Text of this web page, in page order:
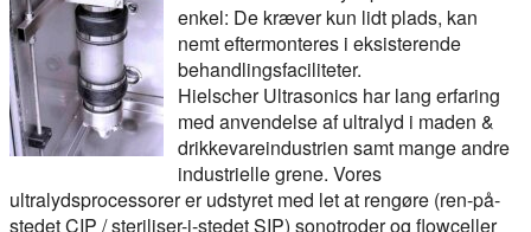
enkel: De kræver kun lidt plads, kan
nemt eftermonteres i eksisterende
behandlingsfaciliteter.
Hielscher Ultrasonics har lang erfaring
med anvendelse af ultralyd i maden &
drikkevareindustrien samt mange andre
industrielle grene. Vores
ultralydsprocessorer er udstyret med let at rengøre (ren-på-
stedet CIP / steriliser-i-stedet SIP) sonotroder og flowceller